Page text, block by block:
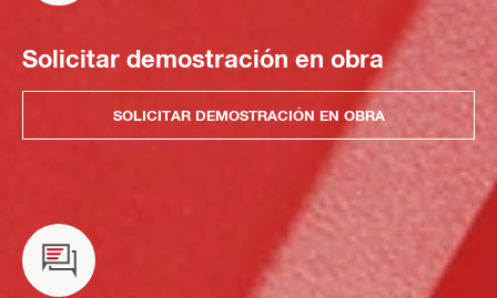
Solicitar demostración en obra
SOLICITAR DEMOSTRACIÓN EN OBRA